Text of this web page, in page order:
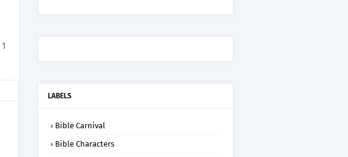
LABELS
Bible Carnival
Bible Characters